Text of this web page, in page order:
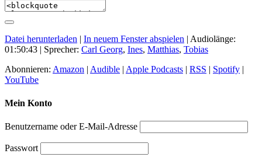
Datei herunterladen | In neuem Fenster abspielen | Audiolänge:
01:50:43 | Sprecher: Carl Georg, Ines, Matthias, Tobias
Abonnieren: Amazon | Audible | Apple Podcasts | RSS | Spotify |
YouTube
Mein Konto
Benutzername oder E-Mail-Adresse
Passwort